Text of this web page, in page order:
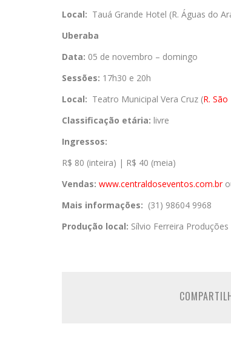
Local: Tauá Grande Hotel (R. Águas do
Uberaba
Data: 05 de novembro – domingo
Sessões: 17h30 e 20h
Local: Teatro Municipal Vera Cruz (R.
Classificação etária: livre
Ingressos:
R$ 80 (inteira) | R$ 40 (meia)
Vendas: www.centraldoseventos.com.br
Mais informações: (31) 98604 9968
Produção local: Sílvio Ferreira Produções